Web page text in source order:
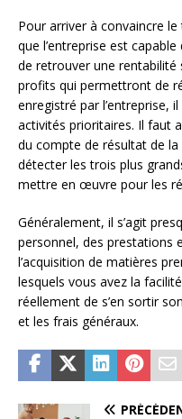
Pour arriver à convaincre
que l’entreprise est
de retrouver une rentabilité
profits qui permettront de
enregistré par l’entreprise,
activités prioritaires. Il faut
du compte de résultat de
détecter les trois plus
mettre en œuvre pour les
Généralement, il s’agit
personnel, des prestations
l’acquisition de matières
lesquels vous avez la
réellement de s’en sortir
et les frais généraux.